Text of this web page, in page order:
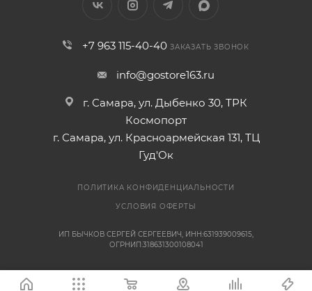
+7 963 115-40-40 ЗАКАЗАТЬ ЗВОНОК
info@gostore163.ru
г. Самара, ул. Дыбенко 30, ТРК
Космопорт
г. Самара, ул. Красноармейская 131, ТЦ
Гуд'Ок
ПОЛИТИКА КОНФИДЕНЦИАЛЬНОСТИ
УСЛОВИЯ ОФЕРТЫ
ИП БЫЧКОВ СЕРГЕЙ СЕРГЕЕВИЧ, ИНН:631939009615,
ОГРНИП:318631300108041